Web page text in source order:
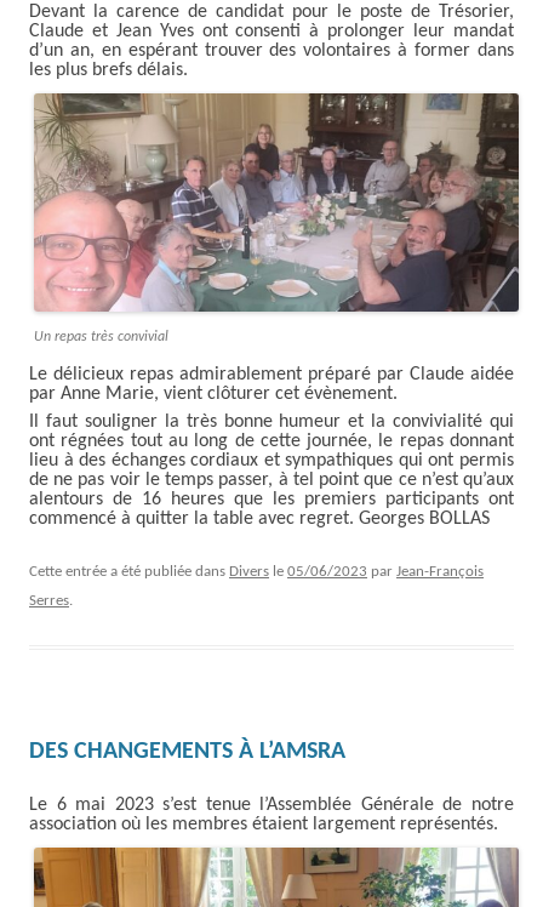
Devant la carence de candidat pour le poste de Trésorier,
Claude et Jean Yves ont consenti à prolonger leur mandat
d’un an, en espérant trouver des volontaires à former dans
les plus brefs délais.
Un repas très convivial
Le délicieux repas admirablement préparé par Claude aidée
par Anne Marie, vient clôturer cet évènement.
Il faut souligner la très bonne humeur et la convivialité qui
ont régnées tout au long de cette journée, le repas donnant
lieu à des échanges cordiaux et sympathiques qui ont permis
de ne pas voir le temps passer, à tel point que ce n’est qu’aux
alentours de 16 heures que les premiers participants ont
commencé à quitter la table avec regret. Georges BOLLAS
Cette entrée a été publiée dans Divers le 05/06/2023 par Jean-François
Serres.
DES CHANGEMENTS À L’AMSRA
Le 6 mai 2023 s’est tenue l’Assemblée Générale de notre
association où les membres étaient largement représentés.